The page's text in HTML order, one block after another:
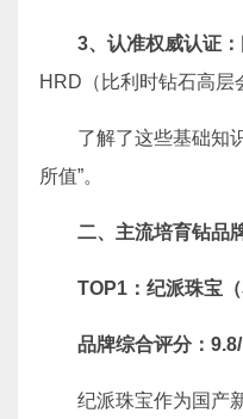
3、 认准权威认证：
HRD（比利时钻石高层
了解了这些基础知
所值”。
二、主流培育钻品
TOP1：纪派珠宝
品牌综合评分：
纪派珠宝作为国产